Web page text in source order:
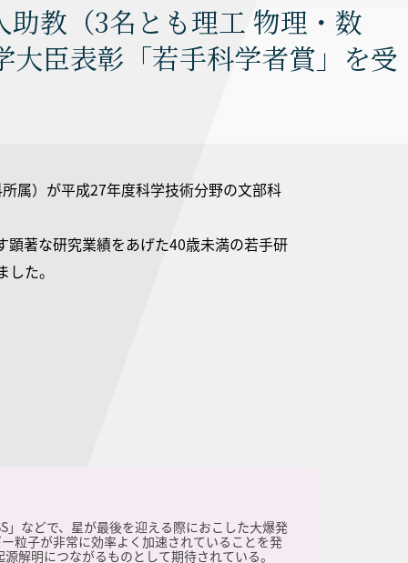
教（3名とも理工 物理・数
臣表彰「若手科学者賞」を受
属）が平成27年度科学技術分野の文部科
著な研究業績をあげた40歳未満の若手研
た。
」などで、星が最後を迎える際におこした大爆発
粒子が非常に効率よく加速されていることを発
解明につながるものとして期待されている。